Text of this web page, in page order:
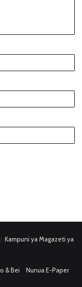
Kampuni ya Magazeti ya
& Bei Nunua E-Paper